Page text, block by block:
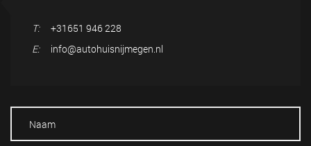
T:
+31651 946 228
E:
info@autohuisnijmegen.nl